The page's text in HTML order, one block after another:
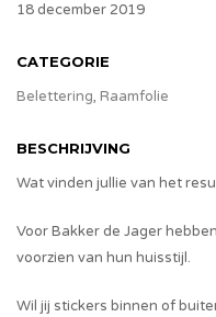
18 december 2019
CATEGORIE
Belettering, Raamfolie
BESCHRIJVING
Wat vinden jullie van het
Voor Bakker de Jager
voorzien van hun huisstijl.
Wil jij stickers binnen of